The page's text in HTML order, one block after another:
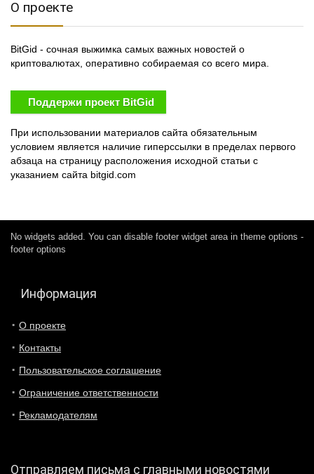
О проекте
BitGid - сочная выжимка самых важных новостей о
криптовалютах, оперативно собираемая со всего мира.
Поддержи проект BitGid
При использовании материалов сайта обязательным
условием является наличие гиперссылки в пределах первого
абзаца на страницу расположения исходной статьи с
указанием сайта bitgid.com
No widgets added. You can disable footer widget area in theme options -
footer options
Информация
О проекте
Контакты
Пользовательское соглашение
Ограничение ответственности
Рекламодателям
Отправляем письма с главными новостями